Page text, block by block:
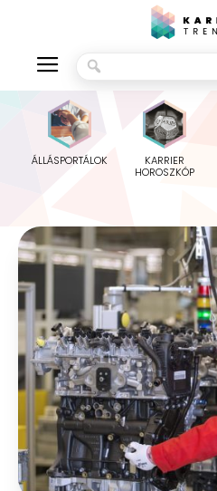
ÁLLÁSPORTÁLOK
KARRIER
HOROSZKÓP